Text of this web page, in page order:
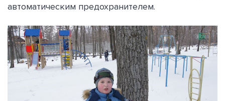
автоматическим предохранителем.